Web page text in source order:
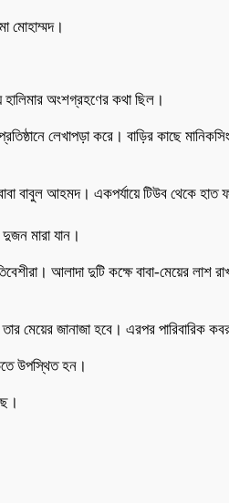
মোহাম্মদ।
হালিমার অংশগ্রহণের কথা ছিল।
লেখাপড়া করে। বাড়ির কাছে
বাবুল আহমদ। একপর্যায়ে টিউব থেকে
মারা যান।
আলাদা দুটি কক্ষে বাবা-মেয়ের লাশ
জানাজা হবে। এরপর পারিবারিক
উপস্থিত হন।